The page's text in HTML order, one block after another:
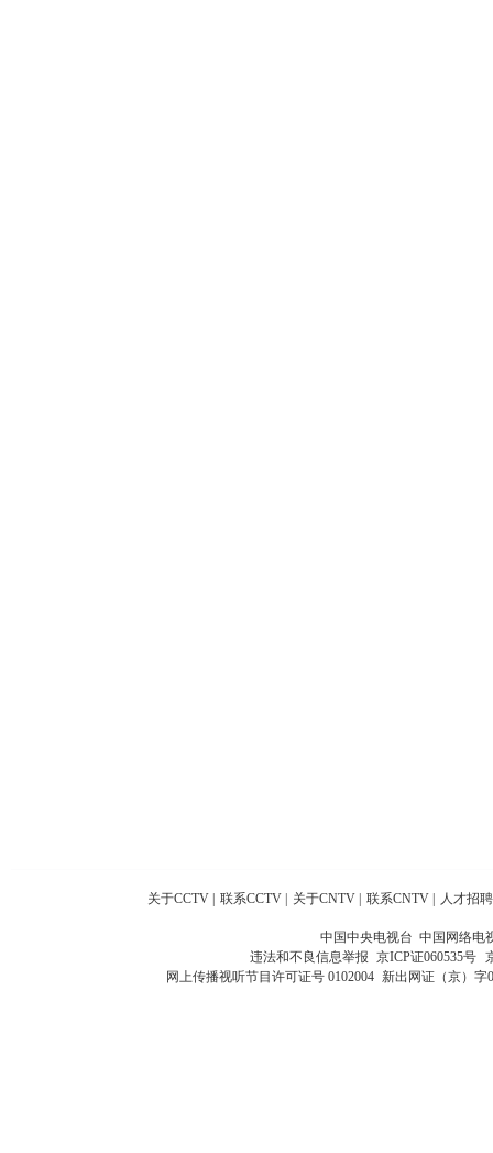
关于CCTV 联系CCTV 关于CNTV 联系CNTV 人才招聘
中国中央电视台 中国网络电
违法和不良信息举报 京ICP证060535号
网上传播视听节目许可证号 0102004 新出网证（京）